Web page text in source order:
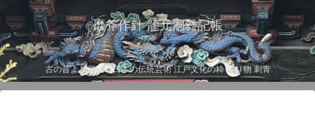
磨斧作針 龍元洞雑記帳
古の昔より伝わる日本の伝統芸術 江戸文化の粋 彫り物 刺青